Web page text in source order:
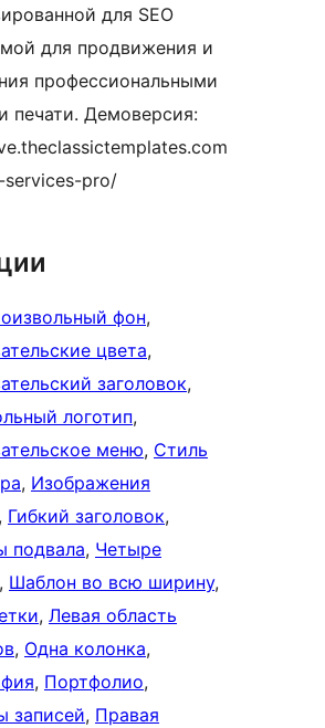
для SEO
для продвижения и
профессиональными
печати. ​​Демоверсия:
pro/
фон
цвета
заголовок
логотип
меню, Стиль
, Изображения
, Гибкий заголовок
подвала, Четыре
, Шаблон во всю ширину
, Левая область
, Одна колонка
, Портфолио
записей, Правая